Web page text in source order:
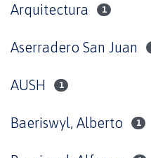
Arquitectura 1
Aserradero San Juan
AUSH 1
Baeriswyl, Alberto 1